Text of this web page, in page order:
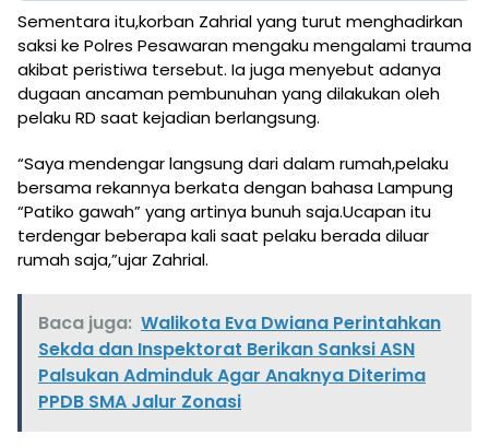
Sementara itu,korban Zahrial yang turut menghadirkan
saksi ke Polres Pesawaran mengaku mengalami trauma
akibat peristiwa tersebut. Ia juga menyebut adanya
dugaan ancaman pembunuhan yang dilakukan oleh
pelaku RD saat kejadian berlangsung.
“Saya mendengar langsung dari dalam rumah,pelaku
bersama rekannya berkata dengan bahasa Lampung
“Patiko gawah” yang artinya bunuh saja.Ucapan itu
terdengar beberapa kali saat pelaku berada diluar
rumah saja,”ujar Zahrial.
Baca juga: Walikota Eva Dwiana Perintahkan
Sekda dan Inspektorat Berikan Sanksi ASN
Palsukan Adminduk Agar Anaknya Diterima
PPDB SMA Jalur Zonasi